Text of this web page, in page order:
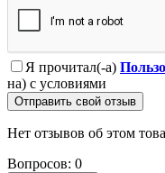
Я прочитал(-а)
на) с условиями
Отправить свой отзыв
Нет отзывов об этом
Вопросов: 0